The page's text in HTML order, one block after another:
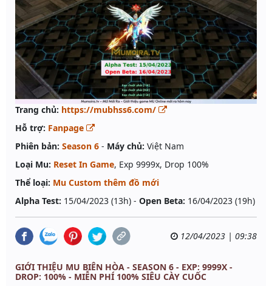
Trang chủ: https://mubhss6.com/
Hỗ trợ: Fanpage
Phiên bản: Season 6 - Máy chủ: Việt Nam
Loại Mu: Reset In Game, Exp 9999x, Drop 100%
Thể loại: Mu Custom thêm đồ mới
Alpha Test: 15/04/2023 (13h) - Open Beta: 16/04/2023 (19h)
12/04/2023 | 09:38
GIỚI THIỆU MU BIÊN HÒA - SEASON 6 - EXP: 9999X -
DROP: 100% - MIỄN PHÍ 100% SIÊU CÀY CUỐC